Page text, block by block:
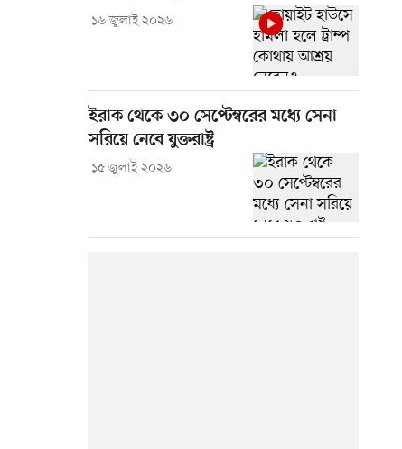
১৬ জুলাই ২০২৬
ইরাক থেকে ৩০ সেপ্টেম্বরের মধ্যে সেনা
সরিয়ে নেবে যুক্তরাষ্ট্র
১৫ জুলাই ২০২৬